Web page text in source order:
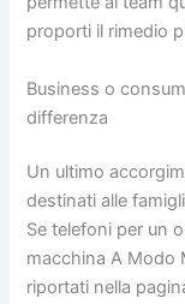
proporti il rimedio
Business o
differenza
Un ultimo
destinati alle
Se telefoni per un
macchina A Modo
riportati nella